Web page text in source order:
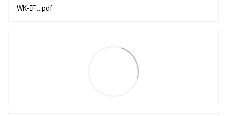
WK-IF....pdf